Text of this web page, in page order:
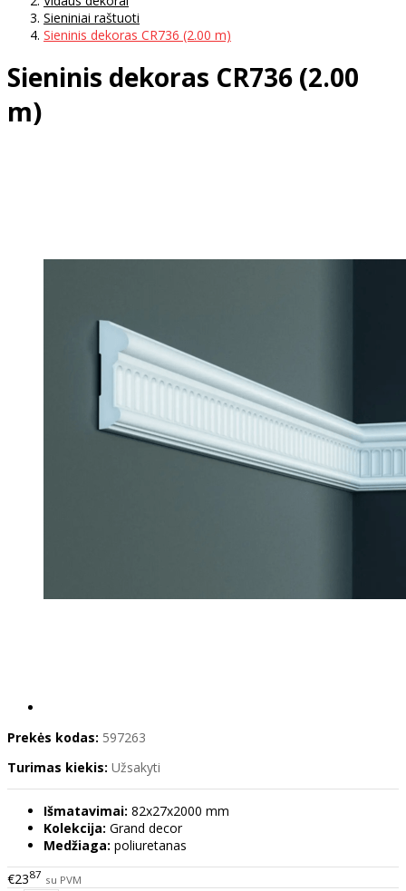
Sieniniai raštuoti
Sieninis dekoras CR736 (2.00 m)
Sieninis dekoras CR736 (2.00
m)
Prekės kodas: 597263
Turimas kiekis: Užsakyti
Išmatavimai: 82x27x2000 mm
Kolekcija: Grand decor
Medžiaga: poliuretanas
€2387 su PVM